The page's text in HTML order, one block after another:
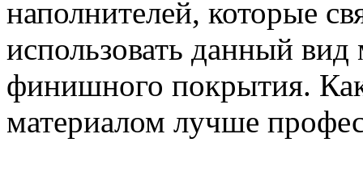
наполнителей, которые
использовать данный вид
финишного покрытия.
материалом лучше